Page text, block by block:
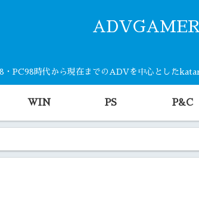
・PC98時代から現在までのADVを中心とした
WIN PS P&C